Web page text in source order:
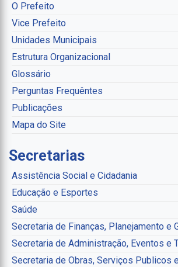
O Prefeito
Vice Prefeito
Unidades Municipais
Estrutura Organizacional
Glossário
Perguntas Frequêntes
Publicações
Mapa do Site
Secretarias
Assistência Social e Cidadania
Educação e Esportes
Saúde
Secretaria de Finanças, Planejamento e
Secretaria de Administração, Eventos e
Secretaria de Obras, Serviços Publicos